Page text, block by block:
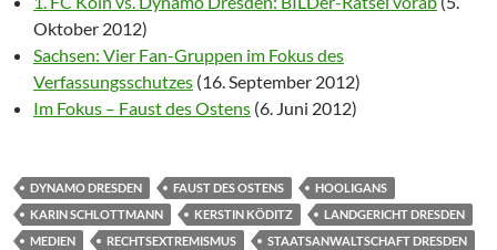
Oktober 2012)
Sachsen: Vier Fan-Gruppen im Fokus des
Verfassungsschutzes (16. September 2012)
Im Fokus – Faust des Ostens (6. Juni 2012)
DYNAMO DRESDEN FAUST DES OSTENS
HOOLIGANS
KARIN SCHLOTTMANN
KERSTIN KÖDITZ
LANDGERICHT DRESDEN
MEDIEN
RECHTSEXTREMISMUS
STAATSANWALTSCHAFT DRESDEN